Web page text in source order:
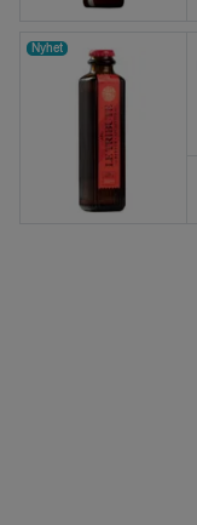
Nyhet